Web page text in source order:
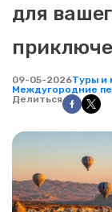
для
09-05-2026Туры и
Междугородние
Делиться